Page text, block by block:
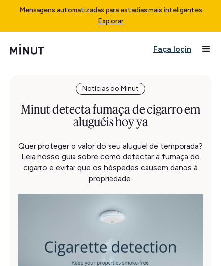
Mensagens automatizadas para estadias mais inteligentes
Explorar
Faça login
Notícias do Minut
Minut detecta fumaça de cigarro em
aluguéis hoy ya
Quer proteger o valor do seu aluguel de temporada?
Leia nosso guia sobre como detectar a fumaça do
cigarro e evitar que os hóspedes causem danos à
propriedade.